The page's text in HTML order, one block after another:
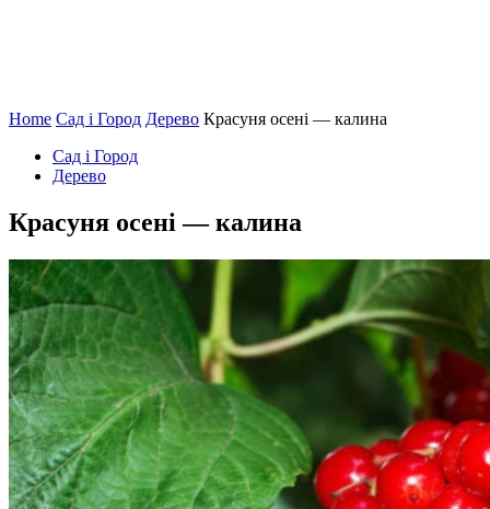
Home Сад і Город Дерево Красуня осені — калина
Сад і Город
Дерево
Красуня осені — калина